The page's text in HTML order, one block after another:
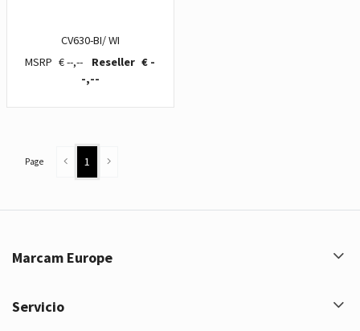
CV630-BI/ WI
€ --,--
€ -
-,--
Page 1
Marcam Europe
Servicio